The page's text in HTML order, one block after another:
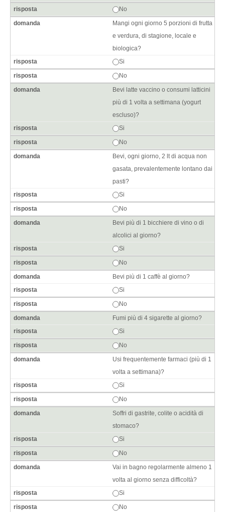
No
Mangi ogni giorno 5 porzioni di frutta
e verdura, di stagione, locale e
biologica?
Si
No
Bevi latte vaccino o consumi latticini
più di 1 volta a settimana (yogurt
escluso)?
Si
No
Bevi, ogni giorno, 2 lt di acqua non
gasata, prevalentemente lontano dai
pasti?
Si
No
Bevi più di 1 bicchiere di vino o di
alcolici al giorno?
Si
No
Bevi più di 1 caffè al giorno?
Si
No
Fumi più di 4 sigarette al giorno?
Si
No
Usi frequentemente farmaci (più di 1
volta a settimana)?
Si
No
Soffri di gastrite, colite o acidità di
stomaco?
Si
No
Vai in bagno regolarmente almeno 1
volta al giorno senza difficoltà?
Si
No